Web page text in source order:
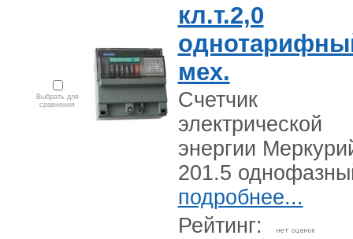
Выбрать для
сравнения
кл.т.2,0
мех.
Счетчик
электрической
энергии
201.5
подробнее...
Рейтинг: